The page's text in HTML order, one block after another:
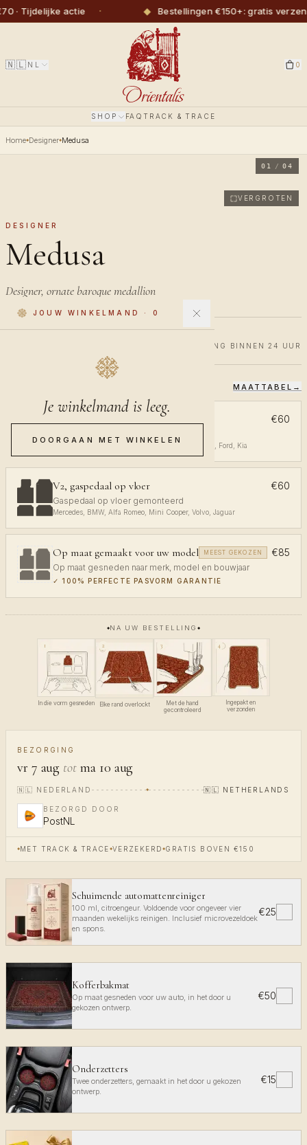
Tijdelijke actie · Bestellingen €150+: gratis
🇳🇱 NL 0
SHOP FAQTRACK & TRACE
JOUW WINKELMAND · 0
Je winkelmand is leeg.
DOORGAAN MET WINKELEN
Home Designer Medusa
VERGROTEN
01 / 04
DESIGNER
Medusa
Designer, ornate baroque medallion
VERZENDING BINNEN 24 UUR
MAATTABEL →
V1, gaspedaal aan plafond €60
Volkswagen, Audi, Toyota, Opel, Peugeot, Renault, Ford, Kia
V2, gaspedaal op vloer €60
Gaspedaal op vloer gemonteerd
Mercedes, BMW, Alfa Romeo, Mini Cooper, Volvo, Jaguar
Op maat gemaakt voor uw model MEEST GEKOZEN €85
Op maat gesneden naar merk, model en bouwjaar
✓ 100% PERFECTE PASVORM GARANTIE
NA UW BESTELLING
1
In die vorm gesneden
2
Elke rand overlockt
3
Met de hand
gecontroleerd
4
Ingepakt en
verzonden
BEZORGING
vr 7 aug tot ma 10 aug
🇳🇱 NEDERLAND 🇳🇱 NETHERLANDS
BEZORGD DOOR
PostNL
MET TRACK & TRACE VERZEKERD GRATIS BOVEN €150
Schuimende automattenreiniger
100 ml, citroengeur. Voldoende voor ongeveer vier
maanden wekelijks reinigen. Inclusief microvezeldoek
en spons.
€25
Kofferbakmat
Op maat gesneden voor uw auto, in het door u
gekozen ontwerp.
€50
Onderzetters
Twee onderzetters, gemaakt in het door u gekozen
ontwerp.
€15